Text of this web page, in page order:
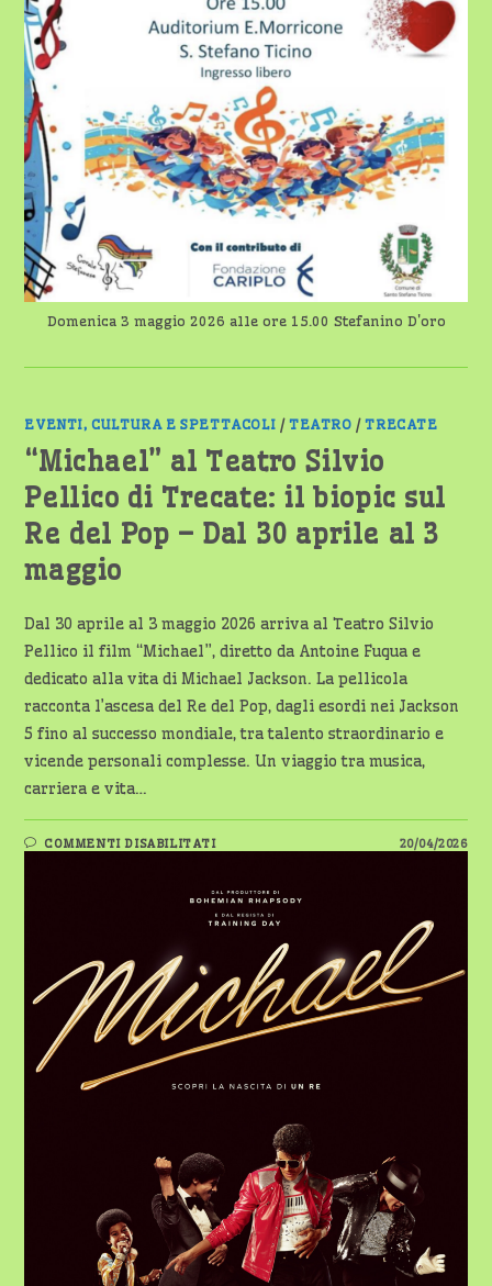
Domenica 3 maggio 2026 alle ore 15.00 Stefanino D'oro
EVENTI, CULTURA E SPETTACOLI /TEATRO /TRECATE
“Michael” al Teatro Silvio
Pellico di Trecate: il biopic sul
Re del Pop – Dal 30 aprile al 3
maggio
Dal 30 aprile al 3 maggio 2026 arriva al Teatro Silvio
Pellico il film “Michael”, diretto da Antoine Fuqua e
dedicato alla vita di Michael Jackson. La pellicola
racconta l’ascesa del Re del Pop, dagli esordi nei Jackson
5 fino al successo mondiale, tra talento straordinario e
vicende personali complesse. Un viaggio tra musica,
carriera e vita…
COMMENTI DISABILITATISU
“MICHAEL”
SILVIO
PELLICO
DI
TRECATE:
BIOPIC
SUL
RE
DEL
POP
–
APRILE
MAGGIO
20/04/2026